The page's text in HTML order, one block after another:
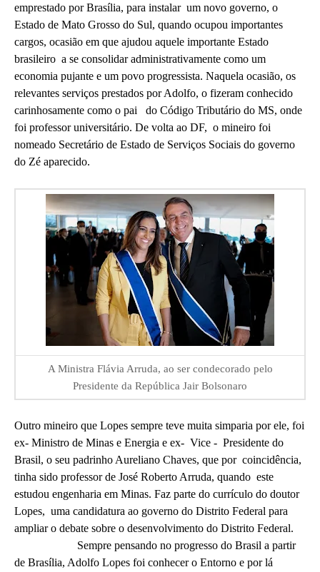
emprestado por Brasília, para instalar um novo governo, o
Estado de Mato Grosso do Sul, quando ocupou importantes
cargos, ocasião em que ajudou aquele importante Estado
brasileiro a se consolidar administrativamente como um
economia pujante e um povo progressista. Naquela ocasião, os
relevantes serviços prestados por Adolfo, o fizeram conhecido
carinhosamente como o pai do Código Tributário do MS, onde
foi professor universitário. De volta ao DF, o mineiro foi
nomeado Secretário de Estado de Serviços Sociais do governo
do Zé aparecido.
A Ministra Flávia Arruda, ao ser condecorado pelo
Presidente da República Jair Bolsonaro
Outro mineiro que Lopes sempre teve muita simparia por ele, foi
ex- Ministro de Minas e Energia e ex- Vice - Presidente do
Brasil, o seu padrinho Aureliano Chaves, que por coincidência,
tinha sido professor de José Roberto Arruda, quando este
estudou engenharia em Minas. Faz parte do currículo do doutor
Lopes, uma candidatura ao governo do Distrito Federal para
ampliar o debate sobre o desenvolvimento do Distrito Federal.
Sempre pensando no progresso do Brasil a partir
de Brasília, Adolfo Lopes foi conhecer o Entorno e por lá